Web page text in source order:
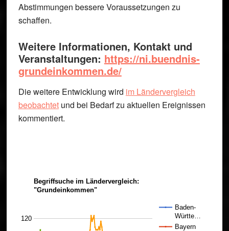
Abstimmungen bessere Voraussetzungen zu
schaffen.
Weitere Informationen, Kontakt und
Veranstaltungen: https://ni.buendnis-
grundeinkommen.de/
Die weitere Entwicklung wird im Ländervergleich
beobachtetund bei Bedarf zu aktuellen Ereignissen
kommentiert.
Begriffsuche im Ländervergleich:
"Grundeinkommen"
Baden-
Württe…
Bayern
120